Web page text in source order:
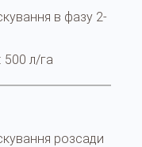
в фазу 2-
500 л/га
розсади